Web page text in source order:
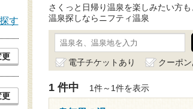
さくっと日帰り温泉を楽しみたい方
温泉探しならニフティ温泉
電子チケットあり クーポン
1 件中 1件～1件を表示
す
更
更